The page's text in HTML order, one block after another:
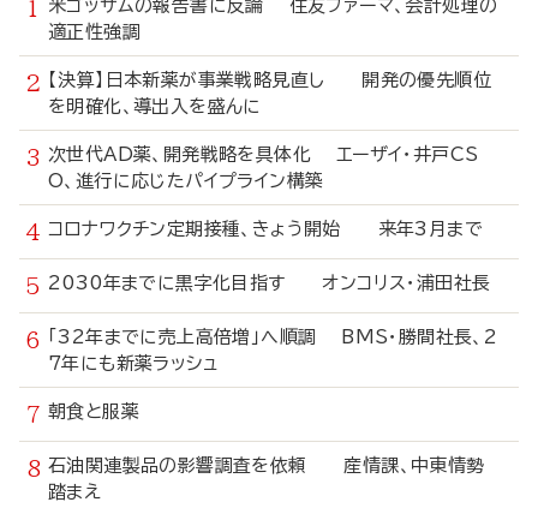
米ゴッサムの報告書に反論 住友ファーマ、会計処理の
適正性強調
【決算】日本新薬が事業戦略見直し 開発の優先順位
を明確化、導出入を盛んに
次世代AD薬、開発戦略を具体化 エーザイ・井戸CS
O、進行に応じたパイプライン構築
コロナワクチン定期接種、きょう開始 来年3月まで
2030年までに黒字化目指す オンコリス・浦田社長
「32年までに売上高倍増」へ順調 BMS・勝間社長、2
7年にも新薬ラッシュ
朝食と服薬
石油関連製品の影響調査を依頼 産情課、中東情勢
踏まえ